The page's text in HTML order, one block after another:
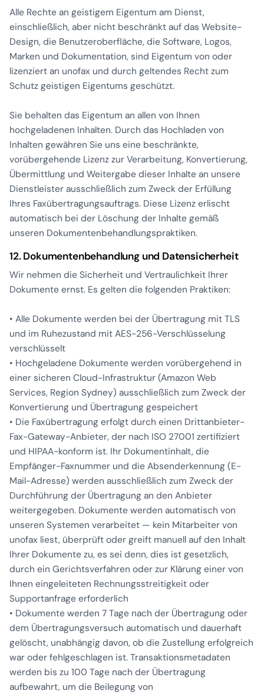
Alle Rechte an geistigem Eigentum am Dienst,
einschließlich, aber nicht beschränkt auf das Website-
Design, die Benutzeroberfläche, die Software, Logos,
Marken und Dokumentation, sind Eigentum von oder
lizenziert an unofax und durch geltendes Recht zum
Schutz geistigen Eigentums geschützt.
Sie behalten das Eigentum an allen von Ihnen
hochgeladenen Inhalten. Durch das Hochladen von
Inhalten gewähren Sie uns eine beschränkte,
vorübergehende Lizenz zur Verarbeitung, Konvertierung,
Übermittlung und Weitergabe dieser Inhalte an unsere
Dienstleister ausschließlich zum Zweck der Erfüllung
Ihres Faxübertragungsauftrags. Diese Lizenz erlischt
automatisch bei der Löschung der Inhalte gemäß
unseren Dokumentenbehandlungspraktiken.
12. Dokumentenbehandlung und Datensicherheit
Wir nehmen die Sicherheit und Vertraulichkeit Ihrer
Dokumente ernst. Es gelten die folgenden Praktiken:
• Alle Dokumente werden bei der Übertragung mit TLS
und im Ruhezustand mit AES-256-Verschlüsselung
verschlüsselt
• Hochgeladene Dokumente werden vorübergehend in
einer sicheren Cloud-Infrastruktur (Amazon Web
Services, Region Sydney) ausschließlich zum Zweck der
Konvertierung und Übertragung gespeichert
• Die Faxübertragung erfolgt durch einen Drittanbieter-
Fax-Gateway-Anbieter, der nach ISO 27001 zertifiziert
und HIPAA-konform ist. Ihr Dokumentinhalt, die
Empfänger-Faxnummer und die Absenderkennung (E-
Mail-Adresse) werden ausschließlich zum Zweck der
Durchführung der Übertragung an den Anbieter
weitergegeben. Dokumente werden automatisch von
unseren Systemen verarbeitet — kein Mitarbeiter von
unofax liest, überprüft oder greift manuell auf den Inhalt
Ihrer Dokumente zu, es sei denn, dies ist gesetzlich,
durch ein Gerichtsverfahren oder zur Klärung einer von
Ihnen eingeleiteten Rechnungsstreitigkeit oder
Supportanfrage erforderlich
• Dokumente werden 7 Tage nach der Übertragung oder
dem Übertragungsversuch automatisch und dauerhaft
gelöscht, unabhängig davon, ob die Zustellung erfolgreich
war oder fehlgeschlagen ist. Transaktionsmetadaten
werden bis zu 100 Tage nach der Übertragung
aufbewahrt, um die Beilegung von